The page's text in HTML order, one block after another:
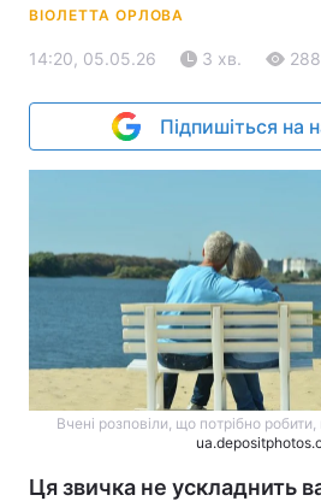
ВІОЛЕТТА ОРЛОВА
14:20, 05.05.26 3 хв.
Підпишіться на
Вчені розповіли, що потрібно
Ця звичка не ускладнить